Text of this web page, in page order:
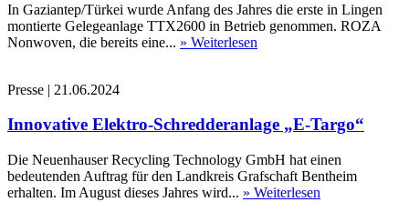
In Gaziantep/Türkei wurde Anfang des Jahres die erste in Lingen
montierte Gelegeanlage TTX2600 in Betrieb genommen. ROZA
Nonwoven, die bereits eine... » Weiterlesen
Presse | 21.06.2024
Innovative Elektro-Schredderanlage „E-Targo“
Die Neuenhauser Recycling Technology GmbH hat einen
bedeutenden Auftrag für den Landkreis Grafschaft Bentheim
erhalten. Im August dieses Jahres wird... » Weiterlesen